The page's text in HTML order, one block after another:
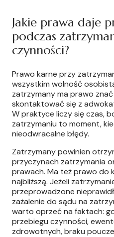
Jakie prawa daje
podczas
czynności?
Prawo karne przy
wszystkim wolność
zatrzymany ma prawo
skontaktować się z
W praktyce liczy się czas,
zatrzymaniu to moment,
nieodwracalne błędy.
Zatrzymany powinien
przyczynach zatrzymania
prawach. Ma też prawo do
najbliższą. Jeżeli
przeprowadzone
zażalenie do sądu na
warto oprzeć na faktach:
przebiegu czynności,
zdrowotnych, braku